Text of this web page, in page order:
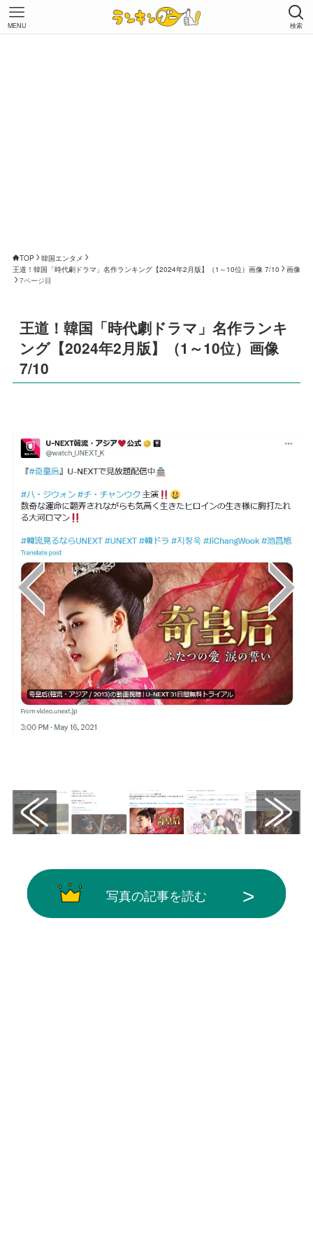
検索
MENU
TOP
韓国エンタメ
王道！韓国「時代劇ドラマ」名作ランキング【2024年2月版】（1～10位）画像 7/10
画像
7ページ目
王道！韓国「時代劇ドラマ」名作ランキ
ング【2024年2月版】（1～10位）画像
7/10
写真の記事を読む